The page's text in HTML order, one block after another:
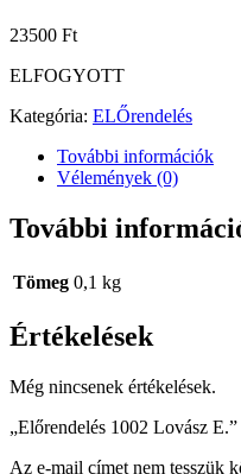
23500 Ft
ELFOGYOTT
Kategória: ELŐrendelés
További információk
Vélemények (0)
További
Tömeg 0,1 kg
Értékelések
Még nincsenek értékelések.
„Előrendelés 1002 Lovász
Az e-mail címet nem tesszük